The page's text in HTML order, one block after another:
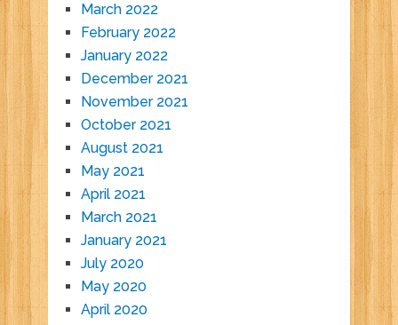
March 2022
February 2022
January 2022
December 2021
November 2021
October 2021
August 2021
May 2021
April 2021
March 2021
January 2021
July 2020
May 2020
April 2020